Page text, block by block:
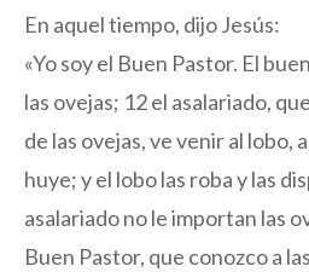
En aquel tiempo, dijo Jesús:
«Yo soy el Buen Pastor. El
las ovejas; 12el asalariado,
de las ovejas, ve venir al lobo,
huye; y el lobo las roba y las
asalariado no le importan las
Buen Pastor, que conozco a